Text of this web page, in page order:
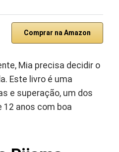
Comprar na Amazon
Mia precisa decidir o
Este livro é uma
e superação, um dos
12 anos com boa